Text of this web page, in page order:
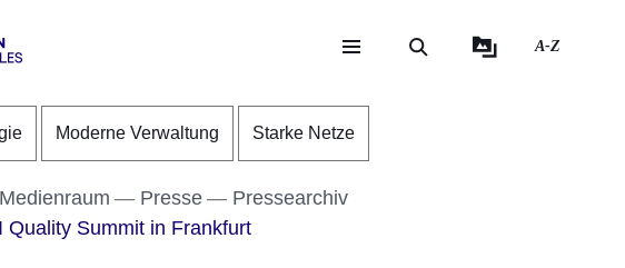
Kopf der Seite
Inhalt
Fuß der Seite
A-Z
Moderne Verwaltung Starke Netze
Medienraum Presse
Pressearchiv
Quality Summit in Frankfurt